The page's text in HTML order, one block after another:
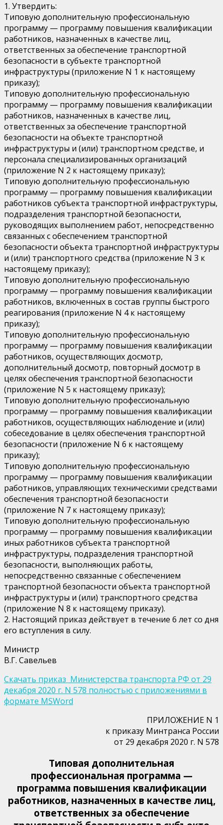
1. Утвердить:
Типовую дополнительную профессиональную
программу — программу повышения квалификации
работников, назначенных в качестве лиц,
ответственных за обеспечение транспортной
безопасности в субъекте транспортной
инфраструктуры (приложение N 1 к настоящему
приказу);
Типовую дополнительную профессиональную
программу — программу повышения квалификации
работников, назначенных в качестве лиц,
ответственных за обеспечение транспортной
безопасности на объекте транспортной
инфраструктуры и (или) транспортном средстве, и
персонала специализированных организаций
(приложение N 2 к настоящему приказу);
Типовую дополнительную профессиональную
программу — программу повышения квалификации
работников субъекта транспортной инфраструктуры,
подразделения транспортной безопасности,
руководящих выполнением работ, непосредственно
связанных с обеспечением транспортной
безопасности объекта транспортной инфраструктуры
и (или) транспортного средства (приложение N 3 к
настоящему приказу);
Типовую дополнительную профессиональную
программу — программу повышения квалификации
работников, включенных в состав группы быстрого
реагирования (приложение N 4 к настоящему
приказу);
Типовую дополнительную профессиональную
программу — программу повышения квалификации
работников, осуществляющих досмотр,
дополнительный досмотр, повторный досмотр в
целях обеспечения транспортной безопасности
(приложение N 5 к настоящему приказу);
Типовую дополнительную профессиональную
программу — программу повышения квалификации
работников, осуществляющих наблюдение и (или)
собеседование в целях обеспечения транспортной
безопасности (приложение N 6 к настоящему
приказу);
Типовую дополнительную профессиональную
программу — программу повышения квалификации
работников, управляющих техническими средствами
обеспечения транспортной безопасности
(приложение N 7 к настоящему приказу);
Типовую дополнительную профессиональную
программу — программу повышения квалификации
иных работников субъекта транспортной
инфраструктуры, подразделения транспортной
безопасности, выполняющих работы,
непосредственно связанные с обеспечением
транспортной безопасности объекта транспортной
инфраструктуры и (или) транспортного средства
(приложение N 8 к настоящему приказу).
2. Настоящий приказ действует в течение 6 лет со дня
его вступления в силу.
Министр
В.Г. Савельев
Скачать приказ Министерства транспорта РФ от 29
декабря 2020 г. N 578 полностью с приложениями в
формате MSWord
ПРИЛОЖЕНИЕ N 1
к приказу Минтранса России
от 29 декабря 2020 г. N 578
Типовая дополнительная
профессиональная программа —
программа повышения квалификации
работников, назначенных в качестве лиц,
ответственных за обеспечение